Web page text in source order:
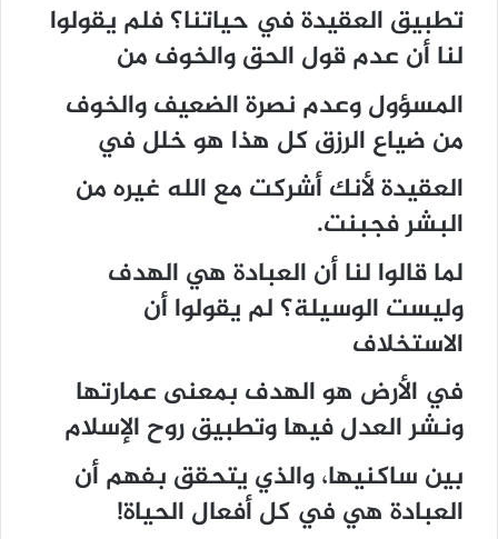
تطبيق العقيدة في حياتنا؟ فلم يقولوا
لنا أن عدم قول الحق والخوف من
المسؤول وعدم نصرة الضعيف والخوف
من ضياع الرزق كل هذا هو خلل في
العقيدة لأنك أشركت مع الله غيره من
البشر فجبنت.
لما قالوا لنا أن العبادة هي الهدف
وليست الوسيلة؟ لم يقولوا أن
الاستخلاف
في الأرض هو الهدف بمعنى عمارتها
ونشر العدل فيها وتطبيق روح الإسلام
بين ساكنيها، والذي يتحقق بفهم أن
العبادة هي في كل أفعال الحياة!